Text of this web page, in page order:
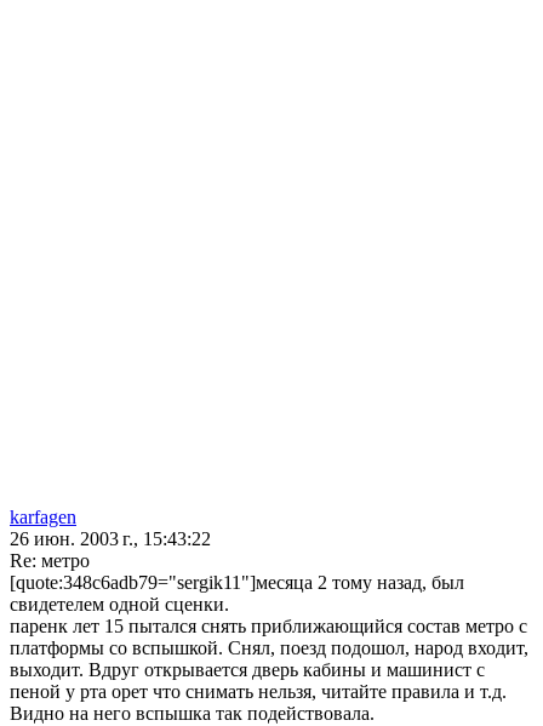
karfagen
26 июн. 2003 г., 15:43:22
Re: метро
[quote:348c6adb79="sergik11"]месяца 2 тому назад, был
свидетелем одной сценки.
паренк лет 15 пытался снять приближающийся состав метро с
платформы со вспышкой. Снял, поезд подошол, народ входит,
выходит. Вдруг открывается дверь кабины и машинист с
пеной у рта орет что снимать нельзя, читайте правила и т.д.
Видно на него вспышка так подействовала.